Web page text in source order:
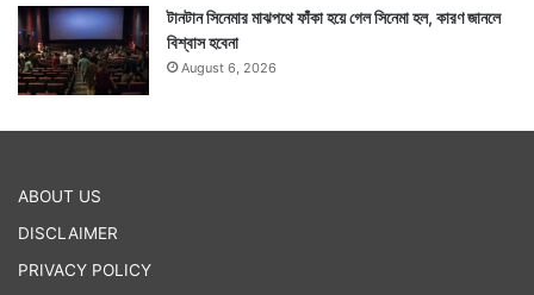
টানটান সিনেমার মাঝপথে ফাঁকা হয়ে গেল সিনেমা হল, কারণ জানলে
বিশ্বাস হবেনা
August 6, 2026
ABOUT US
DISCLAIMER
PRIVACY POLICY